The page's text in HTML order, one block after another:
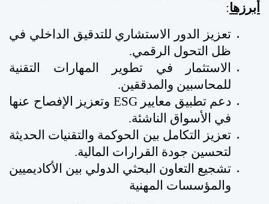
أبرزها:
تعزيز الدور الاستشاري للتدقيق الداخلي في
ظل التحول الرقمي.
الاستثمار في تطوير المهارات التقنية
للمحاسبين والمدققين.
دعم تطبيق معايير ESG وتعزيز الإفصاح عنها
في الأسواق الناشئة.
تعزيز التكامل بين الحوكمة والتقنيات الحديثة
لتحسين جودة القرارات المالية.
تشجيع التعاون البحثي الدولي بين الأكاديميين
والمؤسسات المهنية